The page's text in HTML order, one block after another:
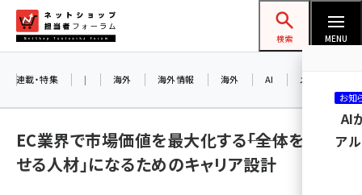
ン
ネットショップ担当者フォーラム
検索 MENU
連載・特集 | 海外 海外情報 海外 AI メタバース
EC業界で市場価値を最大化する――「全体を見渡
せる人材」になるためのキャリア設計
お知
AI
ア